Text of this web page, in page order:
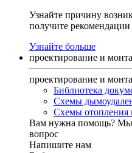
Узнайте причину
получите
Узнайте больше
проектирование и
проектирование и
Библиотека
Схемы
Схемы
Вам нужна помощь? Мы
вопрос
Напишите нам